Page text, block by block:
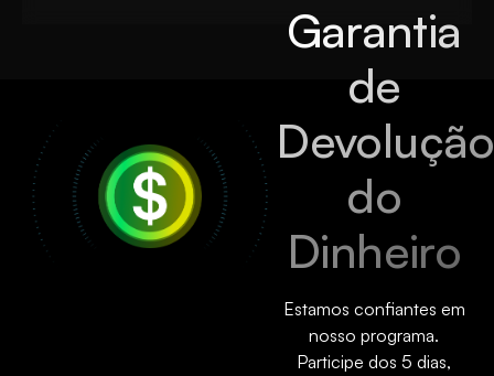
Garantia
de
Devolução
do
Dinheiro
Estamos confiantes em
nosso programa.
Participe dos 5 dias,